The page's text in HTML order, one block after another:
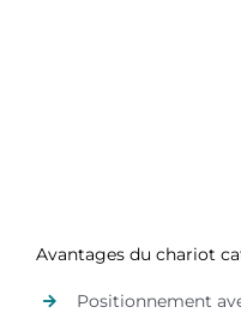
Avantages du chariot
Positionnement